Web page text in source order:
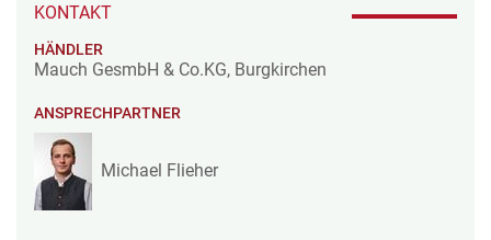
KONTAKT
HÄNDLER
Mauch GesmbH & Co.KG, Burgkirchen
ANSPRECHPARTNER
Michael Flieher